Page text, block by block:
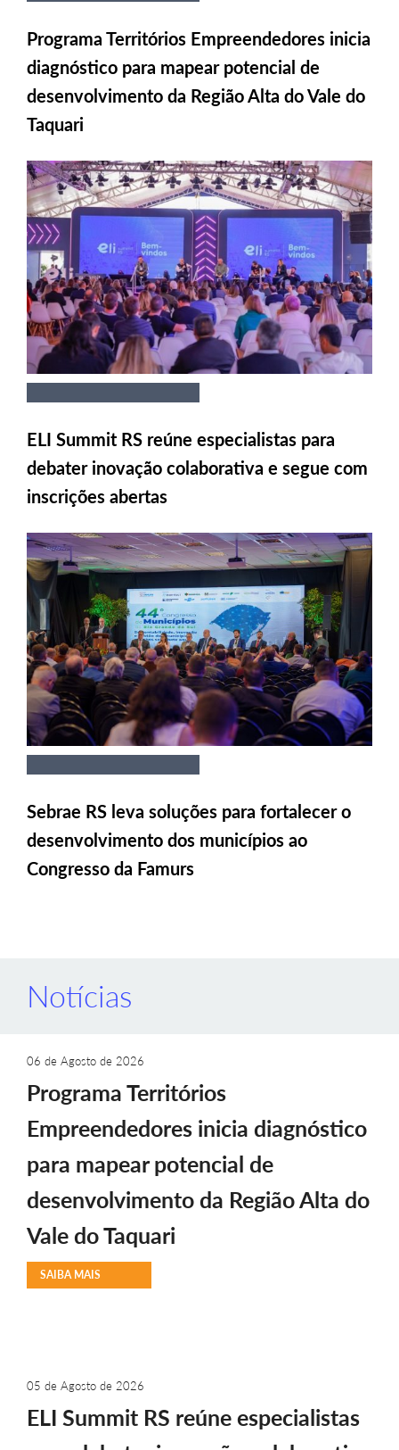
Programa Territórios Empreendedores inicia
diagnóstico para mapear potencial de
desenvolvimento da Região Alta do Vale do
Taquari
ELI Summit RS reúne especialistas para
debater inovação colaborativa e segue com
inscrições abertas
Sebrae RS leva soluções para fortalecer o
desenvolvimento dos municípios ao
Congresso da Famurs
Notícias
06 de Agosto de 2026
Programa Territórios
Empreendedores inicia diagnóstico
para mapear potencial de
desenvolvimento da Região Alta do
Vale do Taquari
SAIBA MAIS
05 de Agosto de 2026
ELI Summit RS reúne especialistas